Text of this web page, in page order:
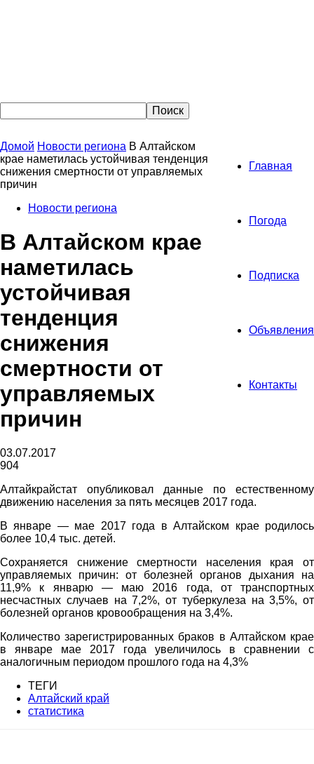
Главная
Погода
Подписка
Объявления
Контакты
Домой Новости региона В Алтайском
крае наметилась устойчивая тенденция
снижения смертности от управляемых
причин
Новости региона
В Алтайском крае
наметилась
устойчивая
тенденция
снижения
смертности от
управляемых
причин
03.07.2017
904
Алтайкрайстат опубликовал данные по естественному
движению населения за пять месяцев 2017 года.
В январе — мае 2017 года в Алтайском крае родилось
более 10,4 тыс. детей.
Сохраняется снижение смертности населения края от
управляемых причин: от болезней органов дыхания на
11,9% к январю — маю 2016 года, от транспортных
несчастных случаев на 7,2%, от туберкулеза на 3,5%, от
болезней органов кровообращения на 3,4%.
Количество зарегистрированных браков в Алтайском крае
в январе мае 2017 года увеличилось в сравнении с
аналогичным периодом прошлого года на 4,3%
ТЕГИ
Алтайский край
статистика